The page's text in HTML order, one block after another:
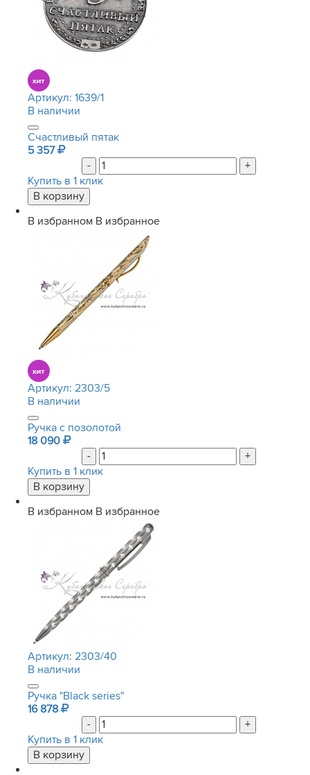
Артикул: 1639/1
В наличии
Счастливый пятак
5 357
-
+
Купить в 1 клик
В избранном В избранное
Артикул: 2303/5
В наличии
Ручка с позолотой
18 090
-
+
Купить в 1 клик
В избранном В избранное
Артикул: 2303/40
В наличии
Ручка "Black series"
16 878
-
+
Купить в 1 клик